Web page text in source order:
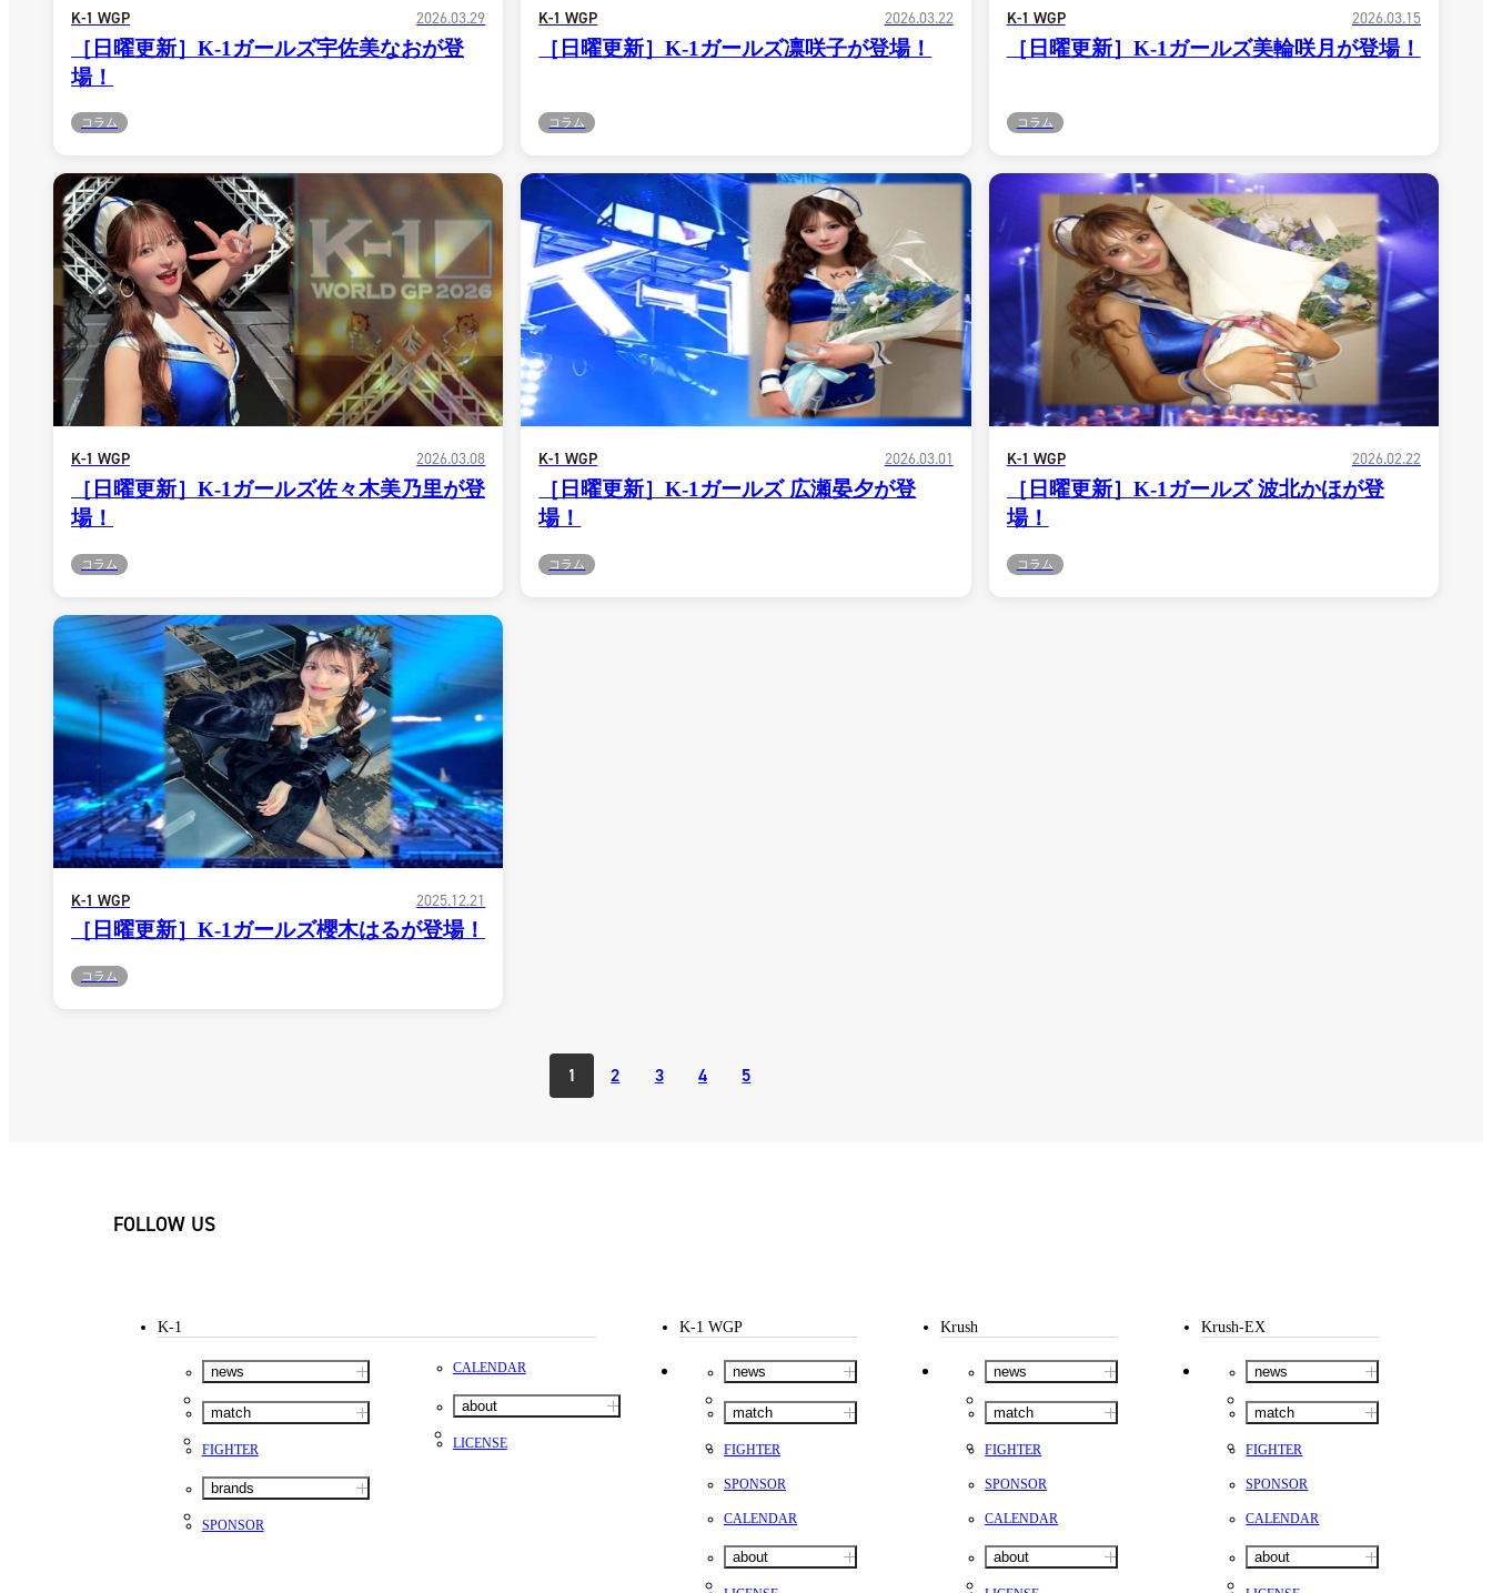
試合日程
試合結果
チケット
グッズ
全て
イベント
メディア
チケット・グッズ
読みもの
コラム
K-1 WGP 2026.03.29
［日曜更新］K-1ガールズ宇佐美なおが登
場！
コラム
K-1 WGP 2026.03.22
［日曜更新］K-1ガールズ凛咲子が登場！
コラム
K-1 WGP 2026.03.15
［日曜更新］K-1ガールズ美輪咲月が登場！
コラム
K-1 WGP 2026.03.08
［日曜更新］K-1ガールズ佐々木美乃里が登
場！
コラム
K-1 WGP 2026.03.01
［日曜更新］K-1ガールズ 広瀬晏夕が登
場！
コラム
K-1 WGP 2026.02.22
［日曜更新］K-1ガールズ 波北かほが登
場！
コラム
K-1 WGP 2025.12.21
［日曜更新］K-1ガールズ櫻木はるが登場！
コラム
1 2 3 4 5
FOLLOW US
K-1
news
match
FIGHTER
brands
SPONSOR
CALENDAR
about
LICENSE
K-1 WGP
news
match
FIGHTER
SPONSOR
CALENDAR
about
Krush
news
match
FIGHTER
SPONSOR
CALENDAR
about
Krush-EX
news
match
FIGHTER
SPONSOR
CALENDAR
about